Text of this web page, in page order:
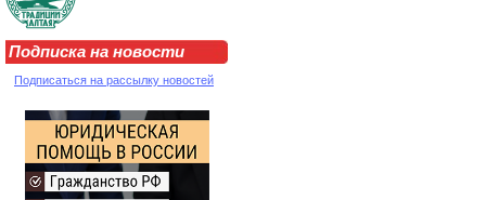
Подписка на новости
Подписаться на рассылку новостей